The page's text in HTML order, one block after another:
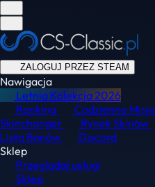
ZALOGUJ PRZEZ STEAM
Nawigacja
Letnia Kolekcja2026
Ranking
Codzienne Misje
Skinchanger
Rynek Skinów
Lista Banów
Discord
Sklep
Przeglądaj usługi
Sklep